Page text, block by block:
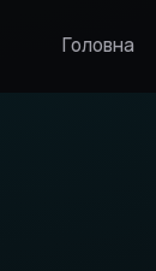
Головна